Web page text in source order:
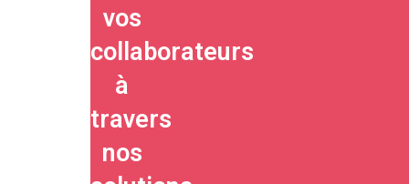
vos
collaborateurs
à
travers
nos